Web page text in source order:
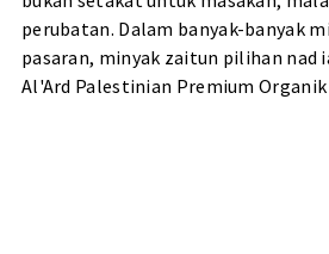
perubatan. Dalam banyak-banyak
pasaran, minyak zaitun pilihan nad
Al'Ard Palestinian Premium